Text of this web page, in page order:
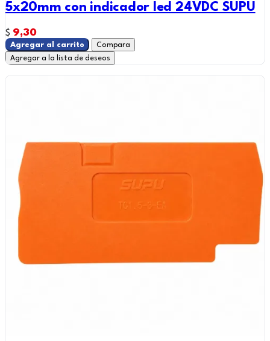
5x20mm con indicador led 24VDC SUPU
$ 9,30
Agregar al carrito
Compara
Agregar a la lista de deseos